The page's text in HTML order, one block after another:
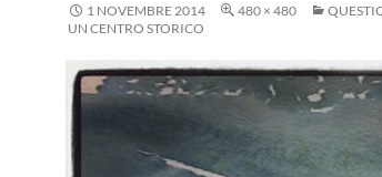
1 NOVEMBRE 2014 480 × 480
UN CENTRO STORICO